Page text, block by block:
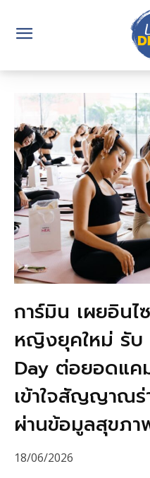
การ์มิน เผยอิน
หญิงยุคใหม่ รับ
Day ต่อยอดแค
เข้าใจสัญญาณ
ผ่านข้อมูลสุขภ
18/06/2026